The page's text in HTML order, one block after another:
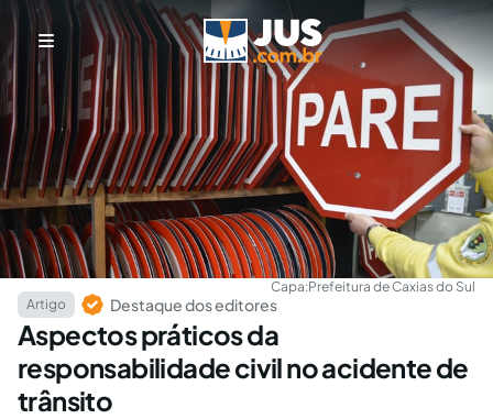
Capa:Prefeitura de Caxias do Sul
Artigo
Destaque dos editores
Aspectos práticos da
responsabilidade civil no acidente de
trânsito